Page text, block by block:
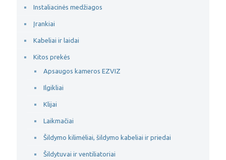
Instaliacinės medžiagos
Įrankiai
Kabeliai ir laidai
Kitos prekės
Apsaugos kameros EZVIZ
Ilgikliai
Klijai
Laikmačiai
Šildymo kilimėliai, šildymo kabeliai ir priedai
Šildytuvai ir ventiliatoriai